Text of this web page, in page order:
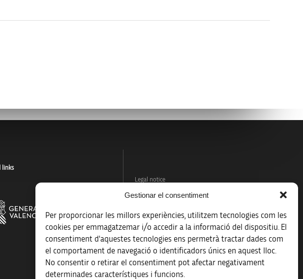
Gestionar el consentiment
Per proporcionar les millors experiències, utilitzem tecnologies com les
cookies per emmagatzemar i/o accedir a la informació del dispositiu. El
consentiment d'aquestes tecnologies ens permetrà tractar dades com
el comportament de navegació o identificadors únics en aquest lloc.
No consentir o retirar el consentiment pot afectar negativament
determinades característiques i funcions.
links
Legal notice
Accessibility
Site map